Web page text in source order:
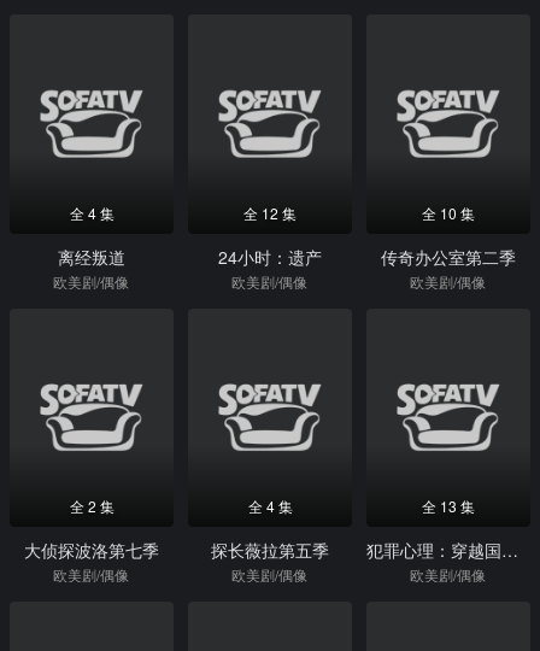
全 4 集
离经叛道
欧美剧/偶像
全 12 集
24小时：遗产
欧美剧/偶像
全 10 集
传奇办公室第二季
欧美剧/偶像
全 2 集
大侦探波洛第七季
欧美剧/偶像
全 4 集
探长薇拉第五季
欧美剧/偶像
全 13 集
犯罪心理：穿越国界第二季
欧美剧/偶像